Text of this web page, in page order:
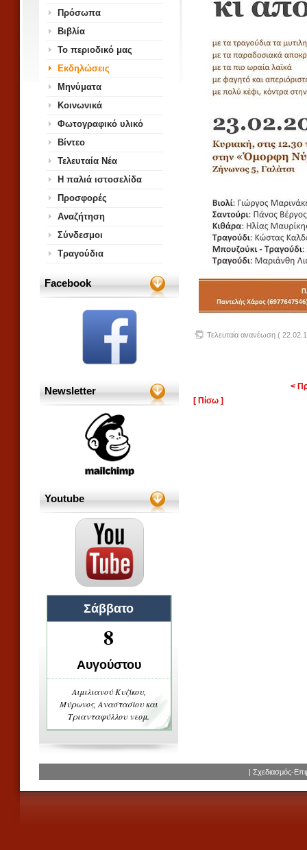
Τελευταία ανανέωση (
<
[ Πίσω ]
Πρόσωπα
Βιβλία
Το περιοδικό μας
Εκδηλώσεις
Μηνύματα
Κοινωνικά
Φωτογραφικό υλικό
Βίντεο
Τελευταία Νέα
Η παλιά ιστοσελίδα
Προσφορές
Αναζήτηση
Σύνδεσμοι
Τραγούδια
Facebook
Newsletter
Youtube
Σάββατο
8
Αυγούστου
Αιμιλιανού Κυζίκου,
Μύρωνος, Αναστασίου και
Τριανταφύλλου νεομ.
| Σχεδιασμός-